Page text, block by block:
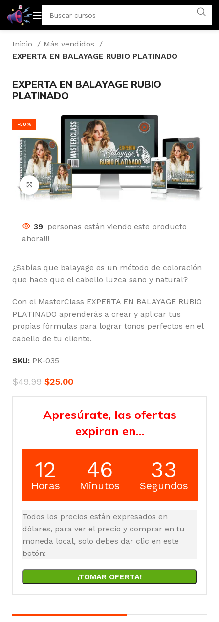
Inicio
Más vendidos
EXPERTA EN BALAYAGE RUBIO PLATINADO
EXPERTA EN BALAYAGE RUBIO
PLATINADO
-50%
Click to enlarge
39 personas están viendo este producto
ahora!!!
¿Sabías que balayage es un método de coloración
que hace que el cabello luzca sano y natural?
Con el MasterClass EXPERTA EN BALAYAGE RUBIO
PLATINADO aprenderás a crear y aplicar tus
propias fórmulas para lograr tonos perfectos en el
cabello de tu cliente.
SKU: PK-035
$49.99 $25.00
Apresúrate, las ofertas
expiran en…
12
Horas
46
Minutos
32
Segundos
Todos los precios están expresados en
dólares, para ver el precio y comprar en tu
moneda local, solo debes dar clic en este
botón:
¡TOMAR OFERTA!